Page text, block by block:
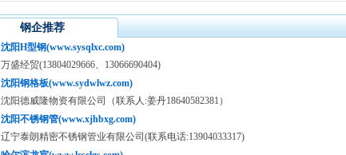
钢企推荐
沈阳H型钢(www.sysqlxc.com)
万盛经贸(13804029666、13066690404)
沈阳钢格板(www.sydwlwz.com)
沈阳德威隆物资有限公司（联系人:姜丹18640582381）
沈阳不锈钢管(www.xjhbxg.com)
辽宁泰朗精密不锈钢管业有限公司(联系电话:13904033317)